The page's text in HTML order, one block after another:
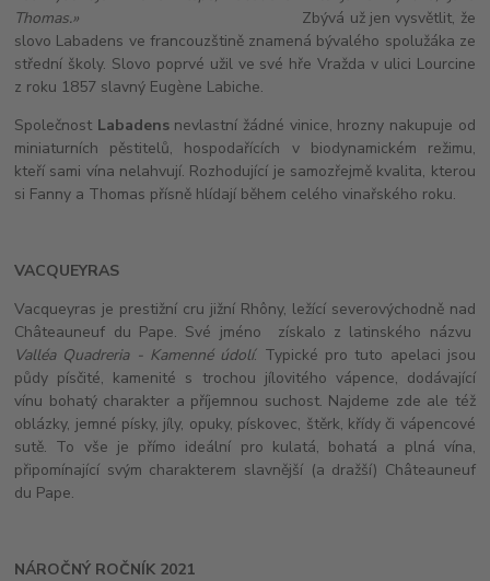
Thomas.» Zbývá už jen vysvětlit, že
slovo Labadens ve francouzštině znamená bývalého spolužáka ze
střední školy. Slovo poprvé užil ve své hře Vražda v ulici Lourcine
z roku 1857 slavný Eugène Labiche.
Společnost Labadensnevlastní žádné vinice, hrozny nakupuje od
miniaturních pěstitelů, hospodařících v biodynamickém režimu,
kteří sami vína nelahvují. Rozhodující je samozřejmě kvalita, kterou
si Fanny a Thomas přísně hlídají během celého vinařského roku.
VACQUEYRAS
Vacqueyras je prestižní cru jižní Rhôny, ležící severovýchodně nad
Châteauneuf du Pape. Své jméno získalo z latinského názvu
Valléa Quadreria - Kamenné údolí. Typické pro tuto apelaci jsou
půdy písčité, kamenité s trochou jílovitého vápence, dodávající
vínu bohatý charakter a příjemnou suchost. Najdeme zde ale též
oblázky, jemné písky, jíly, opuky, pískovec, štěrk, křídy či vápencové
sutě. To vše je přímo ideální pro kulatá, bohatá a plná vína,
připomínající svým charakterem slavnější (a dražší) Châteauneuf
du Pape.
NÁROČNÝ ROČNÍK 2021